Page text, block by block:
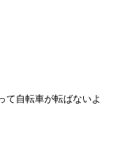
て自転車が転ばないよ